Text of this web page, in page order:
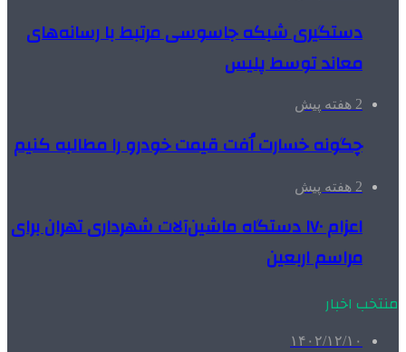
دستگیری شبکه جاسوسی مرتبط با رسانه‌های
معاند توسط پلیس
2 هفته پیش
چگونه خسارت اُفت قیمت خودرو را مطالبه کنیم
2 هفته پیش
اعزام ۱۷۰ دستگاه ماشین‌آلات شهرداری تهران برای
مراسم اربعین
منتخب اخبار
۱۴۰۲/۱۲/۱۰